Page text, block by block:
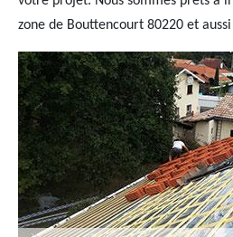
zone de Bouttencourt 80220 et